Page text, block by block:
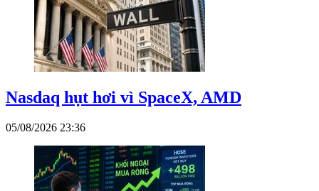
Nasdaq hụt hơi vì SpaceX, AMD
05/08/2026 23:36